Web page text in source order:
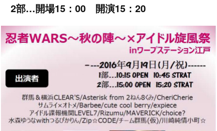
2部…開場15：00 開演15：20